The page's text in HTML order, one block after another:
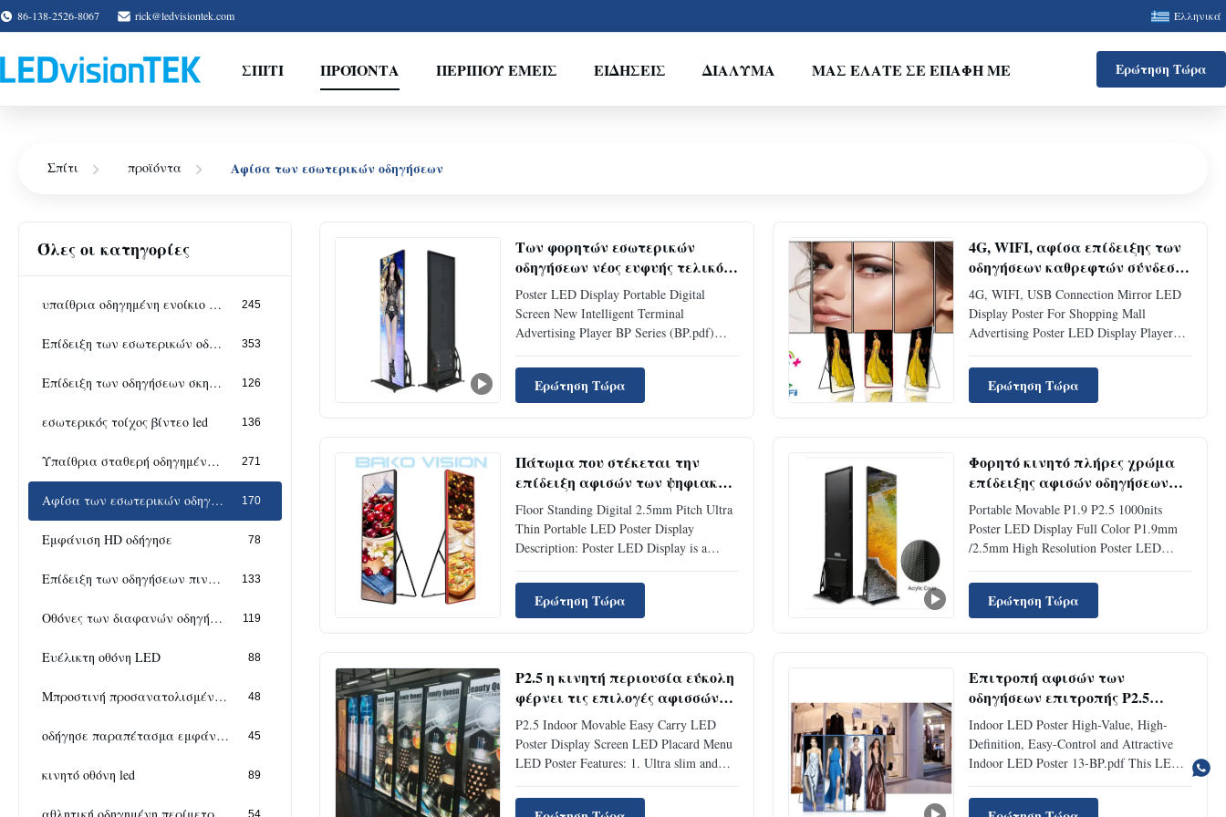
86-138-2526-8067 rick@ledvisiontek.com Ελληνικά
ΣΠΊΤΙ ΠΡΟΪΌΝΤΑ ΠΕΡΊΠΟΥ ΕΜΕΊΣ ΕΙΔΉΣΕΙΣ ΔΙΆΛΥΜΑ ΜΑΣ ΕΛΆΤΕ ΣΕ ΕΠΑΦΉ ΜΕ Ερώτηση Τώρα
Σπίτι προϊόντα Αφίσα των εσωτερικών οδηγήσεων
Όλες οι κατηγορίες
υπαίθρια οδηγημένη ενοίκιο επίδειξη 245
Επίδειξη των εσωτερικών οδηγήσεων ενοικίου 353
Επίδειξη των οδηγήσεων σκηνικού ενοικίου 126
εσωτερικός τοίχος βίντεο led 136
Υπαίθρια σταθερή οδηγημένη επίδειξη 271
Αφίσα των εσωτερικών οδηγήσεων 170
Εμφάνιση HD οδήγησε 78
Επίδειξη των οδηγήσεων πινάκων διαφημίσεων 133
Οθόνες των διαφανών οδηγήσεων 119
Ευέλικτη οθόνη LED 88
Μπροστινή προσανατολισμένη προς τις υπηρεσίες επίδειξη 48
οδήγησε παραπέτασμα εμφάνισης 45
κινητό οθόνη led 89
54
Των φορητών εσωτερικών
οδηγήσεων νέος ευφυής τελικός
διαφημιστικός φορέας οθόνης
αφισών ψηφιακός
Poster LED Display Portable Digital
Screen New Intelligent Terminal
Advertising Player BP Series (BP.pdf)
Pitch(mm): 1.875 / 2 / 2.5 / 3 Cabinet
Material: Die-casting aluminum Refresh
Rate(Hz): > 1920 Hz Key Point: Light
Ερώτηση Τώρα
4G, WIFI, αφίσα επίδειξης των
οδηγήσεων καθρεφτών σύνδεσης
USB για τη διαφήμιση
λεωφόρων αγορών
4G, WIFI, USB Connection Mirror LED
Display Poster For Shopping Mall
Advertising Poster LED Display Player
enables quick installation and different
installation modes. 2. Vivid and colorful
picture provide fantastic visual effect.
Ερώτηση Τώρα
Πάτωμα που στέκεται την
επίδειξη αφισών των ψηφιακών
2.5mm οδηγήσεων πισσών
εξαιρετικά λεπτά φορητών
Floor Standing Digital 2.5mm Pitch Ultra
Thin Portable LED Poster Display
Description: Poster LED Display is a
indoor HD LED advertising player with
highly integrated hardware and outdoor led
display player with high brightness and
Ερώτηση Τώρα
Φορητό κινητό πλήρες χρώμα
επίδειξης αφισών οδηγήσεων
P1.9 P2.5 1000nits
Portable Movable P1.9 P2.5 1000nits
Poster LED Display Full Color P1.9mm
/2.5mm High Resolution Poster LED
Display LED Screen Poster Display Part
of our LED retail series, the LED Poster is
a digital advertising standee that allows
Ερώτηση Τώρα
P2.5 η κινητή περιουσία εύκολη
φέρνει τις επιλογές αφισσών
των οδηγήσεων οθόνης επίδειξης
αφισών των εσωτερικών
οδηγήσεων
P2.5 Indoor Movable Easy Carry LED
Poster Display Screen LED Placard Menu
LED Poster Features: 1. Ultra slim and
one set. Even you can carry it with bag. 2.
Επιτροπή αφισών των
οδηγήσεων επιτροπής P2.5
1000Nits αργιλίου ι-αφισών των
εσωτερικών οδηγήσεων
Indoor LED Poster High-Value, High-
Definition, Easy-Control and Attractive
Indoor LED Poster 13-BP.pdf This LED
shopping store, hotel lobby and restaurant